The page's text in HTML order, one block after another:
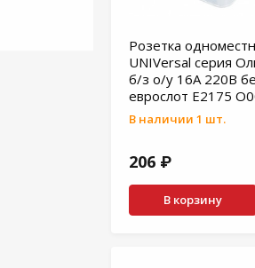
Розетка
UNIVersal серия
б/з о/у 16А 220В
еврослот E2175
В наличии 1 шт.
206 ₽
В корзину